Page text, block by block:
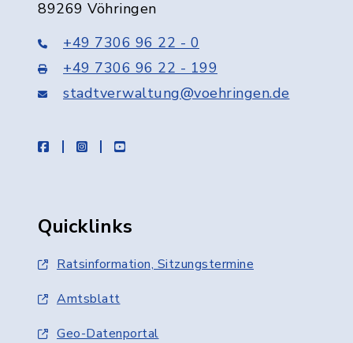
89269 Vöhringen
+49 7306 96 22 - 0
+49 7306 96 22 - 199
stadtverwaltung@voehringen.de
facebookinstagramyoutube
Quicklinks
Ratsinformation, Sitzungstermine
Amtsblatt
Geo-Datenportal